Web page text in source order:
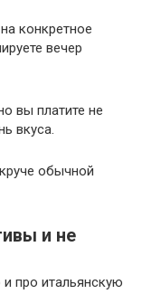
конкретное
вечер
вы платите не
вкуса.
обычной
и не
про итальянскую